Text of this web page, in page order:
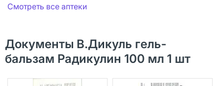
Смотреть все аптеки
Документы В.Дикуль гель-
бальзам Радикулин 100 мл 1 шт